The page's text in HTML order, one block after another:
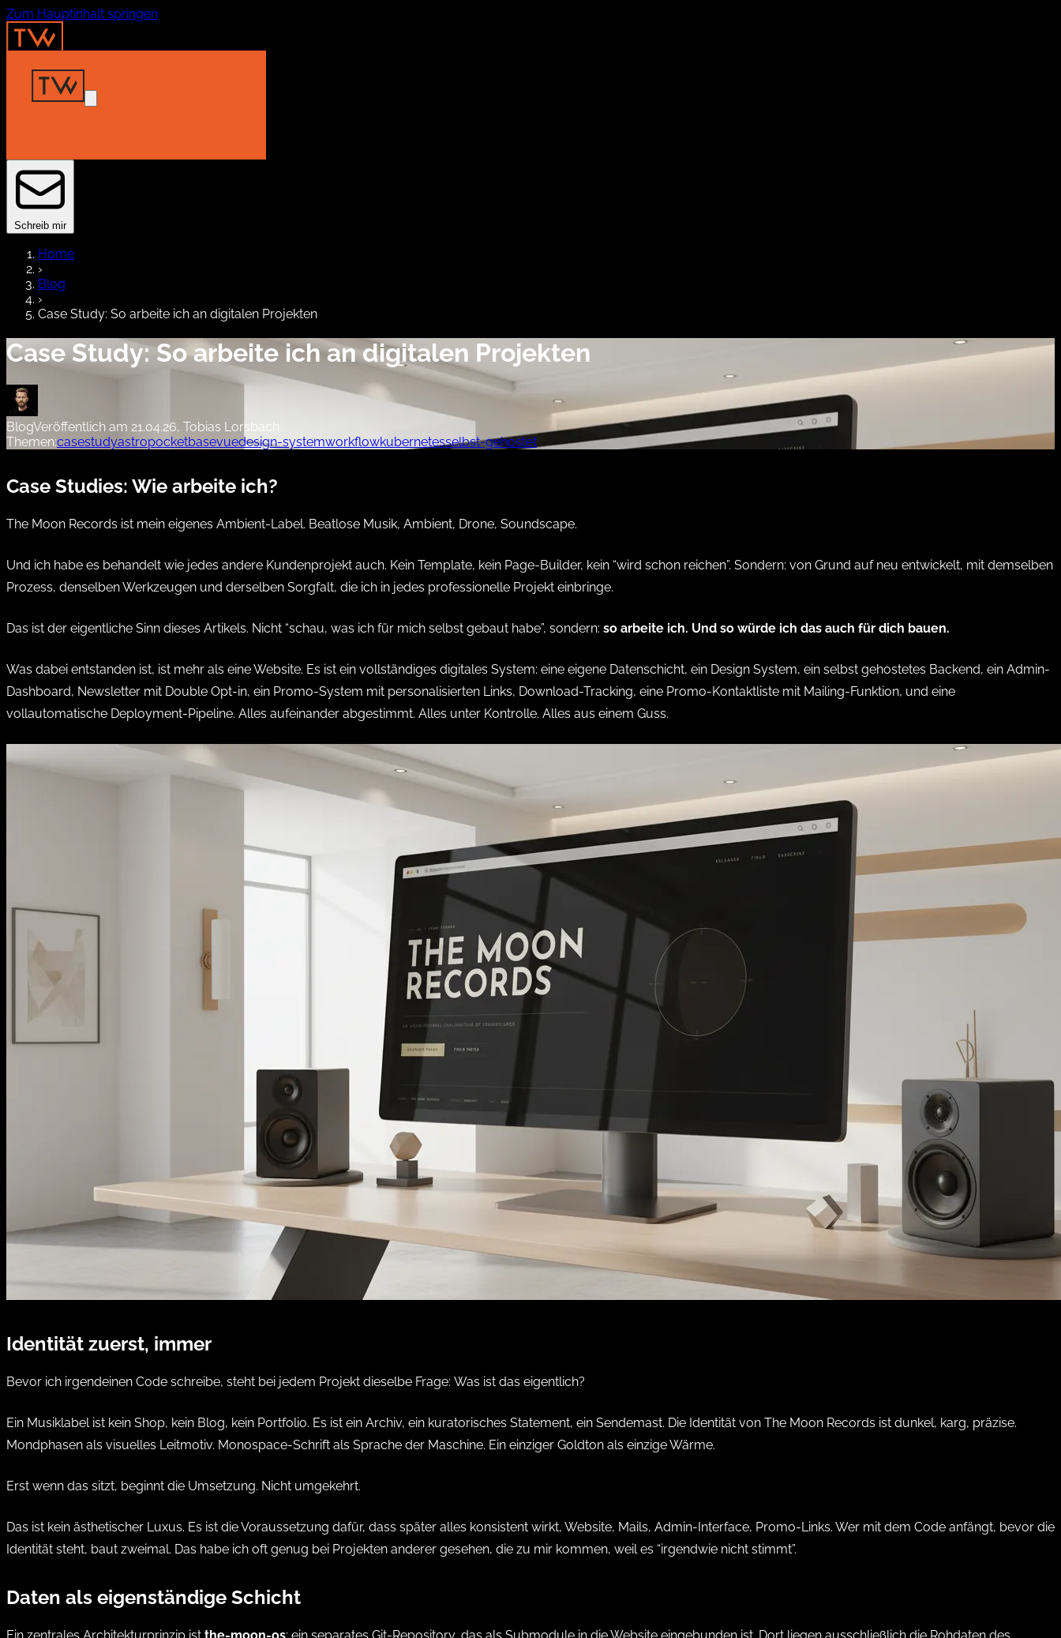
Zum Hauptinhalt springen
Home
Insights
Projekte
Schreib mir
Home
›
Blog
›
Case Study: So arbeite ich an digitalen Projekten
Case Study: So arbeite ich an digitalen Projekten
BlogVeröffentlich am 21.04.26, Tobias Lorsbach
Themen:casestudyastropocketbasevuedesign-systemworkflowkubernetesselbst-gehostet
Case Studies: Wie arbeite ich?
The Moon Records ist mein eigenes Ambient-Label. Beatlose Musik, Ambient, Drone, Soundscape.
Und ich habe es behandelt wie jedes andere Kundenprojekt auch. Kein Template, kein Page-Builder, kein “wird schon reichen”. Sondern: von Grund auf neu entwickelt, mit demselben
Prozess, denselben Werkzeugen und derselben Sorgfalt, die ich in jedes professionelle Projekt einbringe.
Das ist der eigentliche Sinn dieses Artikels. Nicht “schau, was ich für mich selbst gebaut habe”, sondern: so arbeite ich. Und so würde ich das auch für dich bauen.
Was dabei entstanden ist, ist mehr als eine Website. Es ist ein vollständiges digitales System: eine eigene Datenschicht, ein Design System, ein selbst gehostetes Backend, ein Admin-
Dashboard, Newsletter mit Double Opt-in, ein Promo-System mit personalisierten Links, Download-Tracking, eine Promo-Kontaktliste mit Mailing-Funktion, und eine
vollautomatische Deployment-Pipeline. Alles aufeinander abgestimmt. Alles unter Kontrolle. Alles aus einem Guss.
Identität zuerst, immer
Bevor ich irgendeinen Code schreibe, steht bei jedem Projekt dieselbe Frage: Was ist das eigentlich?
Ein Musiklabel ist kein Shop, kein Blog, kein Portfolio. Es ist ein Archiv, ein kuratorisches Statement, ein Sendemast. Die Identität von The Moon Records ist dunkel, karg, präzise.
Mondphasen als visuelles Leitmotiv. Monospace-Schrift als Sprache der Maschine. Ein einziger Goldton als einzige Wärme.
Erst wenn das sitzt, beginnt die Umsetzung. Nicht umgekehrt.
Das ist kein ästhetischer Luxus. Es ist die Voraussetzung dafür, dass später alles konsistent wirkt, Website, Mails, Admin-Interface, Promo-Links. Wer mit dem Code anfängt, bevor die
Identität steht, baut zweimal. Das habe ich oft genug bei Projekten anderer gesehen, die zu mir kommen, weil es “irgendwie nicht stimmt”.
Daten als eigenständige Schicht
Ein zentrales Architekturprinzip ist the-moon-os: ein separates Git-Repository, das als Submodule in die Website eingebunden ist. Dort liegen ausschließlich die Rohdaten des